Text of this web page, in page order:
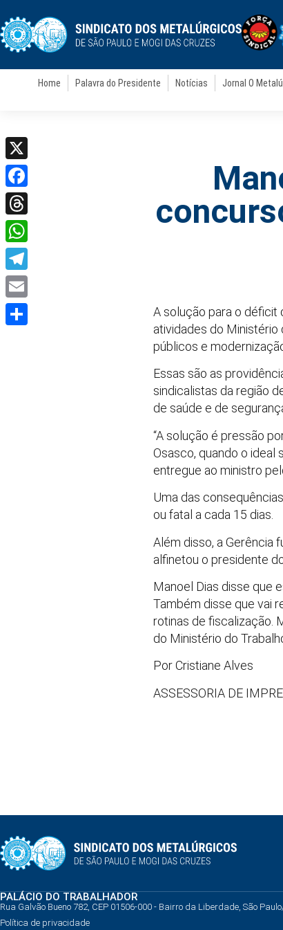
Home Palavra do Presidente Notícias Jornal O
A solução para o déficit
atividades do
públicos e
Essas são as
sindicalistas da região
de saúde e de
“A solução é pressão
Osasco, quando o ideal
entregue ao ministro
Uma das
ou fatal a cada 15 dias.
Além disso, a Gerência
alfinetou o presidente
Manoel Dias disse que
Também disse que vai
rotinas de fiscalização.
do Ministério do
Por Cristiane Alves
ASSESSORIA DE
PALÁCIO DO TRABALHADOR
Rua Galvão Bueno 782, CEP 01506-000 - Bairro da Liberdade, São
Política de privacidade
X
Facebook
Threads
WhatsApp
Telegram
Email